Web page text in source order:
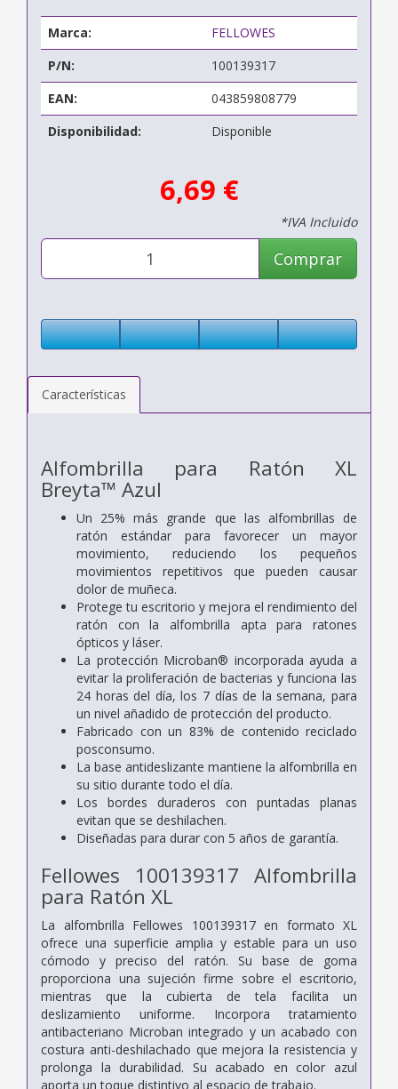
Marca:
FELLOWES
P/N:
100139317
EAN:
043859808779
Disponibilidad:
Disponible
6,69 €
*IVA Incluido
Comprar
Características
Alfombrilla para Ratón XL
Breyta™ Azul
Un 25% más grande que las alfombrillas de
ratón estándar para favorecer un mayor
movimiento, reduciendo los pequeños
movimientos repetitivos que pueden causar
dolor de muñeca.
Protege tu escritorio y mejora el rendimiento del
ratón con la alfombrilla apta para ratones
ópticos y láser.
La protección Microban® incorporada ayuda a
evitar la proliferación de bacterias y funciona las
24 horas del día, los 7 días de la semana, para
un nivel añadido de protección del producto.
Fabricado con un 83% de contenido reciclado
posconsumo.
La base antideslizante mantiene la alfombrilla en
su sitio durante todo el día.
Los bordes duraderos con puntadas planas
evitan que se deshilachen.
Diseñadas para durar con 5 años de garantía.
Fellowes 100139317 Alfombrilla
para Ratón XL
La alfombrilla Fellowes 100139317 en formato XL
ofrece una superficie amplia y estable para un uso
cómodo y preciso del ratón. Su base de goma
proporciona una sujeción firme sobre el escritorio,
mientras que la cubierta de tela facilita un
deslizamiento uniforme. Incorpora tratamiento
antibacteriano Microban integrado y un acabado con
costura anti-deshilachado que mejora la resistencia y
prolonga la durabilidad. Su acabado en color azul
aporta un toque distintivo al espacio de trabajo.